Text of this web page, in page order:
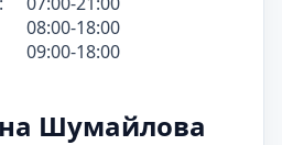
08:00-18:00
09:00-18:00
Шумайлова